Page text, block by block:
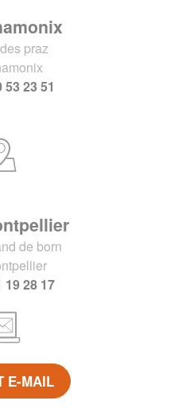
praz
53 23 51
de born
19 28 17
E-MAIL